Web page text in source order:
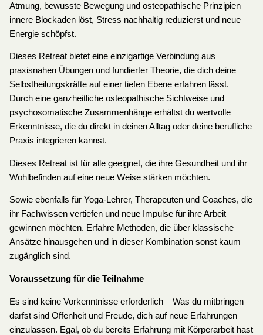
Atmung, bewusste Bewegung und osteopathische Prinzipien
innere Blockaden löst, Stress nachhaltig reduzierst und neue
Energie schöpfst.
Dieses Retreat bietet eine einzigartige Verbindung aus
praxisnahen Übungen und fundierter Theorie, die dich deine
Selbstheilungskräfte auf einer tiefen Ebene erfahren lässt.
Durch eine ganzheitliche osteopathische Sichtweise und
psychosomatische Zusammenhänge erhältst du wertvolle
Erkenntnisse, die du direkt in deinen Alltag oder deine berufliche
Praxis integrieren kannst.
Dieses Retreat ist für alle geeignet, die ihre Gesundheit und ihr
Wohlbefinden auf eine neue Weise stärken möchten.
Sowie ebenfalls für Yoga-Lehrer, Therapeuten und Coaches, die
ihr Fachwissen vertiefen und neue Impulse für ihre Arbeit
gewinnen möchten. Erfahre Methoden, die über klassische
Ansätze hinausgehen und in dieser Kombination sonst kaum
zugänglich sind.
Voraussetzung für die Teilnahme
Es sind keine Vorkenntnisse erforderlich – Was du mitbringen
darfst sind Offenheit und Freude, dich auf neue Erfahrungen
einzulassen. Egal, ob du bereits Erfahrung mit Körperarbeit hast